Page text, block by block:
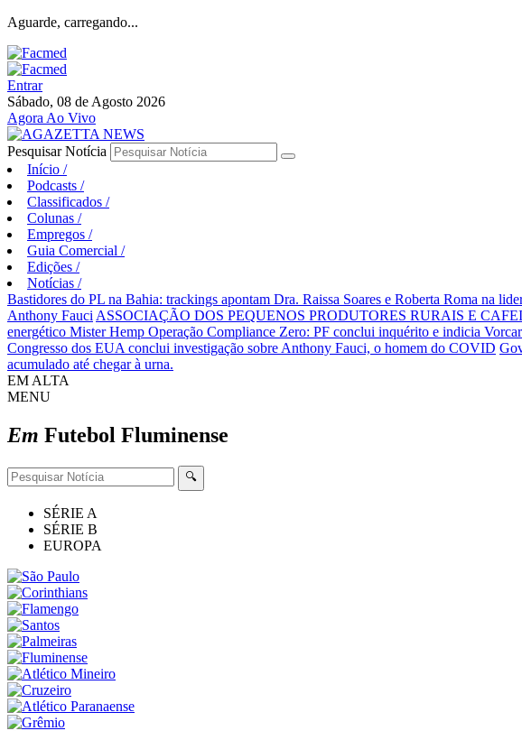
Aguarde, carregando...
Entrar
Sábado, 08 de Agosto 2026
Agora Ao Vivo
Pesquisar Notícia
Início /
Podcasts /
Classificados /
Colunas /
Empregos /
Guia Comercial /
Edições /
Notícias /
Bastidores do PL na Bahia: trackings apontam Dra. Raissa Soares e Roberta Roma na
Anthony Fauci ASSOCIAÇÃO DOS PEQUENOS PRODUTORES RURAIS E
energético Mister Hemp Operação Compliance Zero: PF conclui inquérito e indicia
Congresso dos EUA conclui investigação sobre Anthony Fauci, o homem do COVID
acumulado até chegar à urna.
EM ALTA
MENU
Em Futebol Fluminense
🔍
SÉRIE A
SÉRIE B
EUROPA